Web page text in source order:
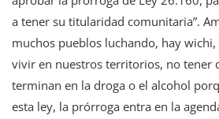
a tener su titularidad comunitaria”.
muchos pueblos luchando, hay
vivir en nuestros territorios, no tener
terminan en la droga o el alcohol
esta ley, la prórroga entra en la